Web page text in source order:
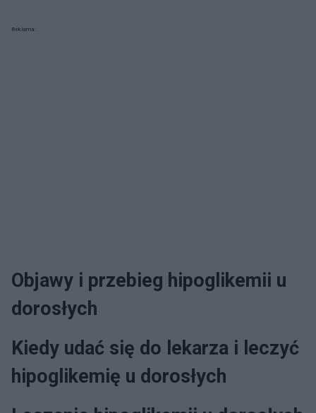
Reklama:
Objawy i przebieg hipoglikemii u
dorosłych
Kiedy udać się do lekarza i leczyć
hipoglikemię u dorosłych